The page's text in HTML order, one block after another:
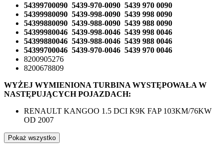
54399700090 5439-970-0090 5439 970 0090
54399980090 5439-998-0090 5439 998 0090
54399880090 5439-988-0090 5439 988 0090
54399980046 5439-998-0046 5439 998 0046
54399880046 5439-988-0046 5439 988 0046
54399700046 5439-970-0046 5439 970 0046
8200905276
8200678809
WYŻEJ WYMIENIONA TURBINA WYSTĘPOWAŁA W
NASTĘPUJĄCYCH POJAZDACH:
RENAULT KANGOO 1.5 DCI K9K FAP 103KM/76KW
OD 2007
Pokaż wszystko